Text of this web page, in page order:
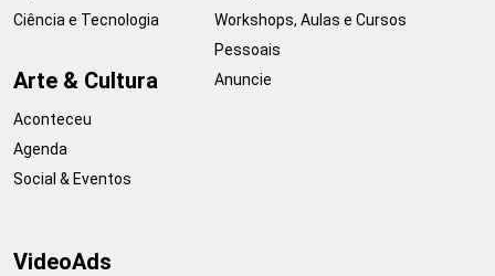
Ciência e Tecnologia
Arte & Cultura
Aconteceu
Agenda
Social & Eventos
Workshops, Aulas e Cursos
Pessoais
Anuncie
VideoAds